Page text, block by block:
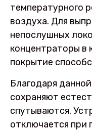
температурного
воздуха. Для
непослушных
концентраторы в
покрытие
Благодаря
сохраняют
спутываются.
отключается при